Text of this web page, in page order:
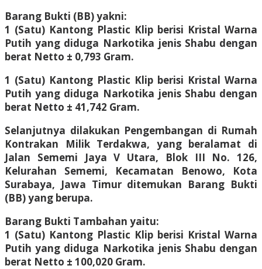
Barang Bukti (BB) yakni:
1 (Satu) Kantong Plastic Klip berisi Kristal Warna
Putih yang diduga Narkotika jenis Shabu dengan
berat Netto ± 0,793 Gram.
1 (Satu) Kantong Plastic Klip berisi Kristal Warna
Putih yang diduga Narkotika jenis Shabu dengan
berat Netto ± 41,742 Gram.
Selanjutnya dilakukan Pengembangan di Rumah
Kontrakan Milik Terdakwa, yang beralamat di
Jalan Sememi Jaya V Utara, Blok III No. 126,
Kelurahan Sememi, Kecamatan Benowo, Kota
Surabaya, Jawa Timur ditemukan Barang Bukti
(BB) yang berupa.
Barang Bukti Tambahan yaitu:
1 (Satu) Kantong Plastic Klip berisi Kristal Warna
Putih yang diduga Narkotika jenis Shabu dengan
berat Netto ± 100,020 Gram.